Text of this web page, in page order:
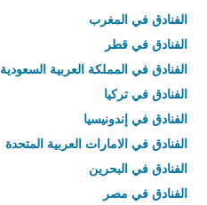
الفنادق في المغرب
الفنادق في قطر
الفنادق في المملكة العربية السعودية
الفنادق في تركيا
الفنادق في إندونيسيا
الفنادق في الامارات العربية المتحدة
الفنادق في البحرين
الفنادق في مصر